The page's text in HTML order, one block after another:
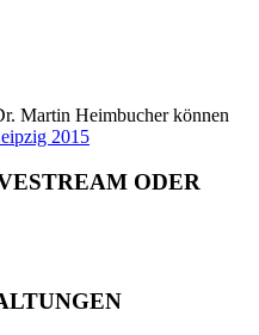
Martin Heimbucher können
2015
ODER